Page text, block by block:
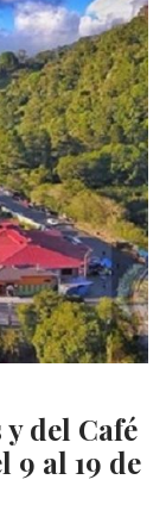
del Café
9 al 19 de